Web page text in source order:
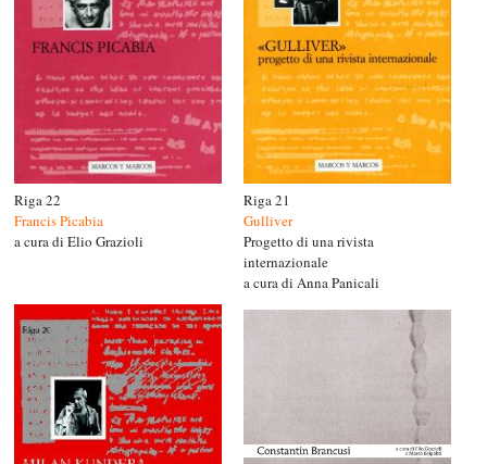
Riga 22
Francis Picabia
a cura di Elio Grazioli
Riga 21
Gulliver
Progetto di una rivista
internazionale
a cura di Anna Panicali